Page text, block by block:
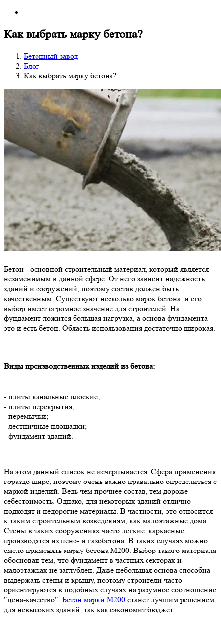
Как выбрать марку бетона?
Бетонный завод
Блог
Как выбрать марку бетона?
Бетон - основной строительный материал, который является
незаменимым в данной сфере. От него зависит надежность
зданий и сооружений, поэтому состав должен быть
качественным. Существуют несколько марок бетона, и его
выбор имеет огромное значение для строителей. На
фундамент ложится большая нагрузка, а основа фундамента -
это и есть бетон. Область использования достаточно широкая.
Виды производственных изделий из бетона:
- плиты канальные плоские;
- плиты перекрытия;
- перемычки;
- лестничные площадки;
- фундамент зданий.
На этом данный список не исчерпывается. Сфера применения
гораздо шире, поэтому очень важно правильно определиться с
маркой изделий. Ведь чем прочнее состав, тем дороже
себестоимость. Однако, для некоторых зданий отлично
подходят и недорогие материалы. В частности, это относится
к таким строительным возведениям, как малоэтажные дома.
Стены в таких сооружениях часто легкие, каркасные,
производятся из пено- и газобетона. В таких случаях можно
смело применять марку бетона М200. Выбор такого материала
обоснован тем, что фундамент в частных секторах и
малоэтажках не заглублен. Даже небольшая основа способна
выдержать стены и крышу, поэтому строители часто
ориентируются в подобных случаях на разумное соотношение
"цена-качество". Бетон марки М200 станет лучшим решением
для невысоких зданий, так как сэкономит бюджет.